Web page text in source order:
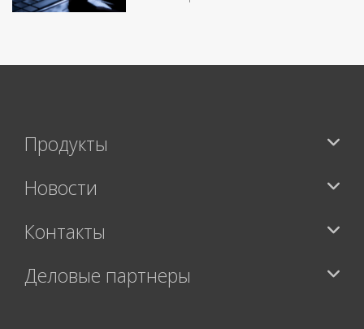
Продукты
Новости
Контакты
Деловые партнеры